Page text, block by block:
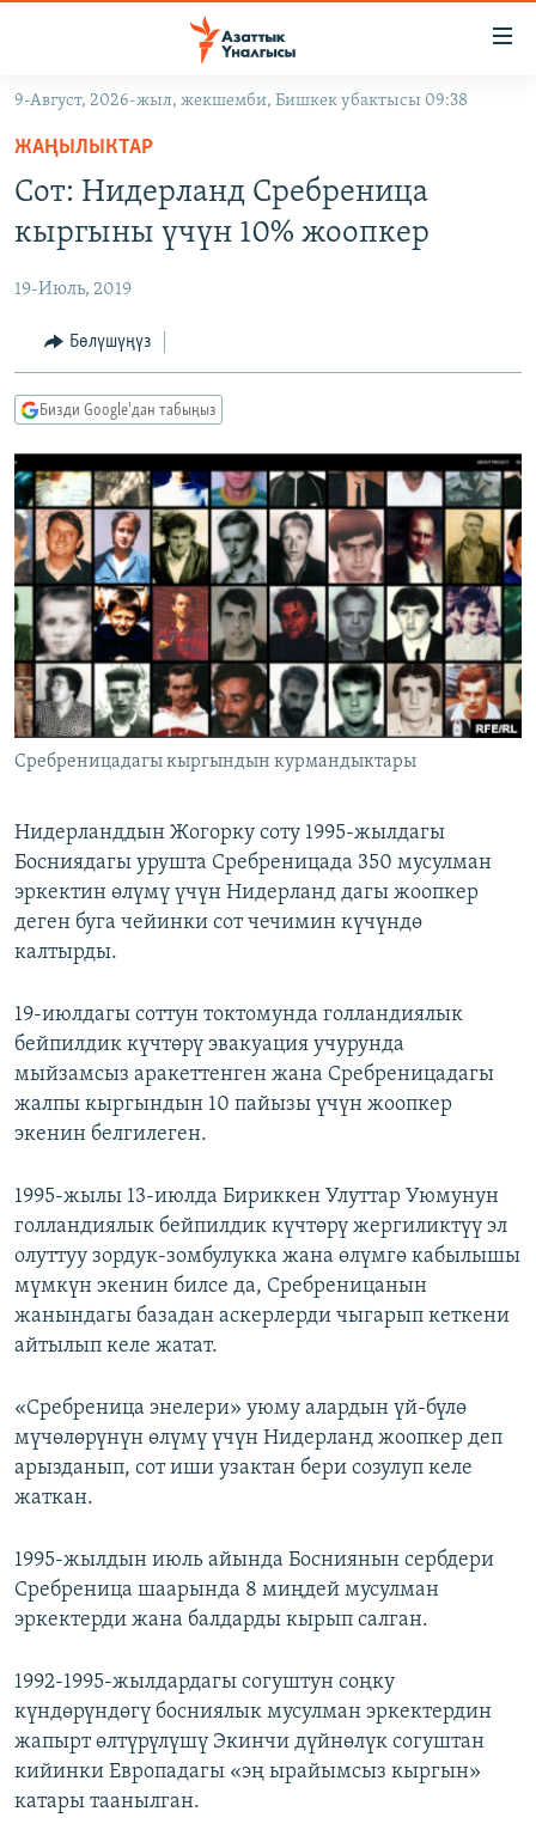
Навигацияга
өтүңүз
Издөөгө
салыңыз
ЭКОНОМИКА
МАДАНИЯТ
БОРБОР АЗИЯ
УКРАИНА
АТАЙЫН ИЛИКТӨӨ
ТВ ПРОГРАММАЛАР
ЭКСПЕРТТЕР ТАЛДАЙТ
БИЗ ЖАНА ДҮЙНӨ
ДАНИСТЕ
ЭЖЕ-СИҢДИЛЕР
АЗАТТЫК+
ЫҢГАЙСЫЗ СУРООЛОР
ӨЗГӨЧӨ ПИКИР
Русский
ОНЛАЙН ШЕРИНЕ
ЭЕ/АРнун бардык сайттары
9-Август, 2026-жыл, жекшемби, Бишкек убактысы 09:38
ЖАҢЫЛЫКТАР
Сот: Нидерланд Сребреница
кыргыны үчүн 10% жоопкер
19-Июль, 2019
Бөлүшүңүз
Бизди Google'дан табыңыз
Сребреницадагы кыргындын курмандыктары
Нидерланддын Жогорку соту 1995-жылдагы
Босниядагы урушта Сребреницада 350 мусулман
эркектин өлүмү үчүн Нидерланд дагы жоопкер
деген буга чейинки сот чечимин күчүндө
калтырды.
19-июлдагы соттун токтомунда голландиялык
бейпилдик күчтөрү эвакуация учурунда
мыйзамсыз аракеттенген жана Сребреницадагы
жалпы кыргындын 10 пайызы үчүн жоопкер
экенин белгилеген.
1995-жылы 13-июлда Бириккен Улуттар Уюмунун
голландиялык бейпилдик күчтөрү жергиликтүү эл
олуттуу зордук-зомбулукка жана өлүмгө кабылышы
мүмкүн экенин билсе да, Сребреницанын
жанындагы базадан аскерлерди чыгарып кеткени
айтылып келе жатат.
«Сребреница энелери» уюму алардын үй-бүлө
мүчөлөрүнүн өлүмү үчүн Нидерланд жоопкер деп
арызданып, сот иши узактан бери созулуп келе
жаткан.
1995-жылдын июль айында Босниянын сербдери
Сребреница шаарында 8 миңдей мусулман
эркектерди жана балдарды кырып салган.
1992-1995-жылдардагы согуштун соңку
күндөрүндөгү босниялык мусулман эркектердин
жапырт өлтүрүлүшү Экинчи дүйнөлүк согуштан
кийинки Европадагы «эң ырайымсыз кыргын»
катары таанылган.